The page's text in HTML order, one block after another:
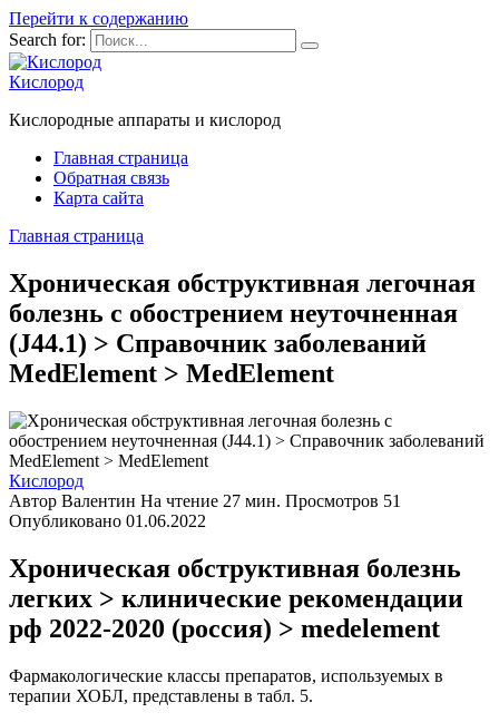
Перейти к содержанию
Search for:
Кислород
Кислородные аппараты и кислород
Главная страница
Обратная связь
Карта сайта
Главная страница
Хроническая обструктивная легочная
болезнь с обострением неуточненная
(J44.1) > Справочник заболеваний
MedElement > MedElement
Кислород
Автор Валентин На чтение 27 мин. Просмотров 51
Опубликовано 01.06.2022
Хроническая обструктивная болезнь
легких > клинические рекомендации
рф 2022-2020 (россия) > medelement
Фармакологические классы препаратов, используемых в
терапии ХОБЛ, представлены в табл. 5.